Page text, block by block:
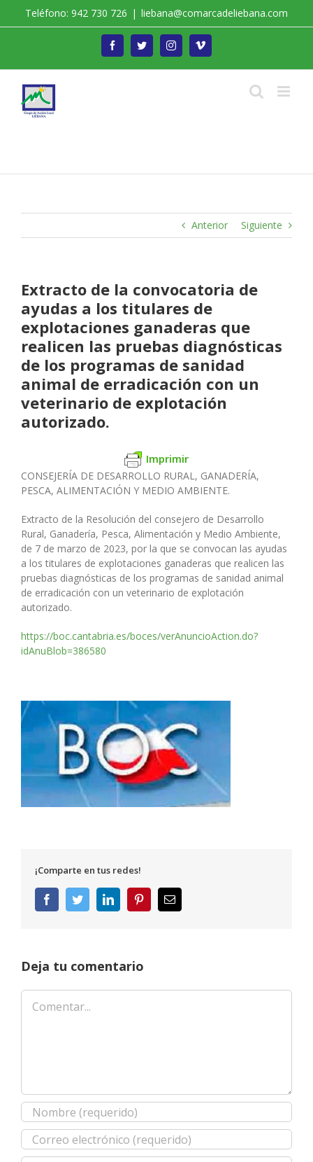
Teléfono: 942 730 726 | liebana@comarcadeliebana.com
FacebookTwitterInstagramVimeo
Anterior Siguiente
Extracto de la convocatoria de
ayudas a los titulares de
explotaciones ganaderas que
realicen las pruebas diagnósticas
de los programas de sanidad
animal de erradicación con un
veterinario de explotación
autorizado.
Imprimir
CONSEJERÍA DE DESARROLLO RURAL, GANADERÍA,
PESCA, ALIMENTACIÓN Y MEDIO AMBIENTE.
Extracto de la Resolución del consejero de Desarrollo
Rural, Ganadería, Pesca, Alimentación y Medio Ambiente,
de 7 de marzo de 2023, por la que se convocan las ayudas
a los titulares de explotaciones ganaderas que realicen las
pruebas diagnósticas de los programas de sanidad animal
de erradicación con un veterinario de explotación
autorizado.
https://boc.cantabria.es/boces/verAnuncioAction.do?
idAnuBlob=386580
¡Comparte en tus redes!
FacebookTwitterLinkedInPinterestCorreo
electrónico
Deja tu comentario
Comentar